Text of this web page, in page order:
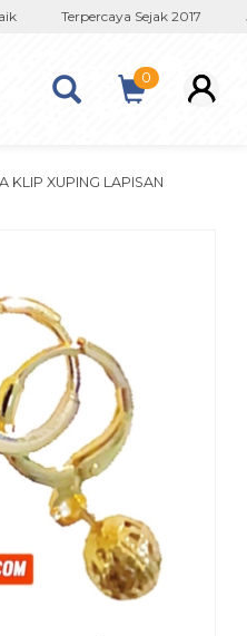
Terpercaya Sejak 2017
0
KLIP XUPING LAPISAN